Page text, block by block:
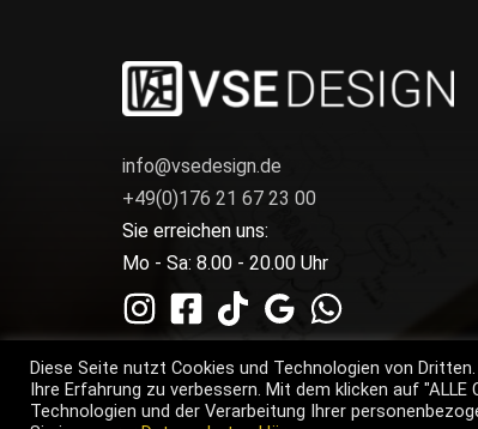
info@vsedesign.de
+49(0)176 21 67 23 00
Sie erreichen uns:
Mo - Sa: 8.00 - 20.00 Uhr
Diese Seite nutzt Cookies und Technologien von
Ihre Erfahrung zu verbessern. Mit dem klicken auf
Technologien und der Verarbeitung Ihrer